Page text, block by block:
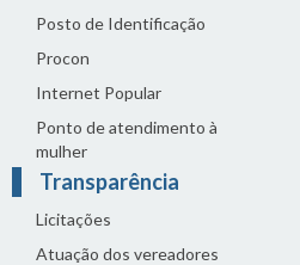
Posto de Identificação
Procon
Internet Popular
Ponto de atendimento à
mulher
Transparência
Licitações
Atuação dos vereadores